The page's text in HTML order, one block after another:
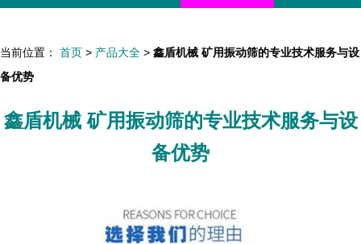
当前位置： 首页 > 产品大全 > 鑫盾机械 矿用振动筛的专业技术服务与设
备优势
鑫盾机械 矿用振动筛的专业技术服务与设
备优势